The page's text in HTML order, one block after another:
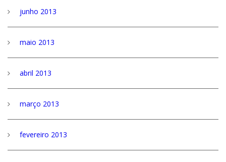
junho 2013
maio 2013
abril 2013
março 2013
fevereiro 2013